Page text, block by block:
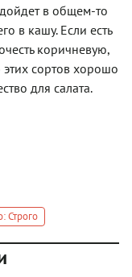
в общем-то
в кашу. Если есть
коричневую,
сортов хорошо
для салата.
Строго